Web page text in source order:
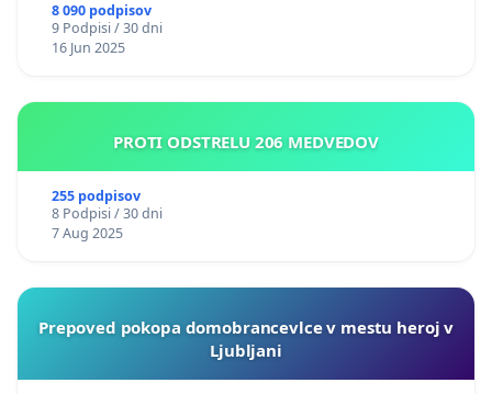
8 090 podpisov
9 Podpisi / 30 dni
16 Jun 2025
PROTI ODSTRELU 206 MEDVEDOV
255 podpisov
8 Podpisi / 30 dni
7 Aug 2025
Prepoved pokopa domobrancevlce v mestu heroj v
Ljubljani